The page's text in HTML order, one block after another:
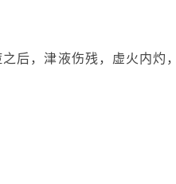
后，津液伤残，虚火内灼